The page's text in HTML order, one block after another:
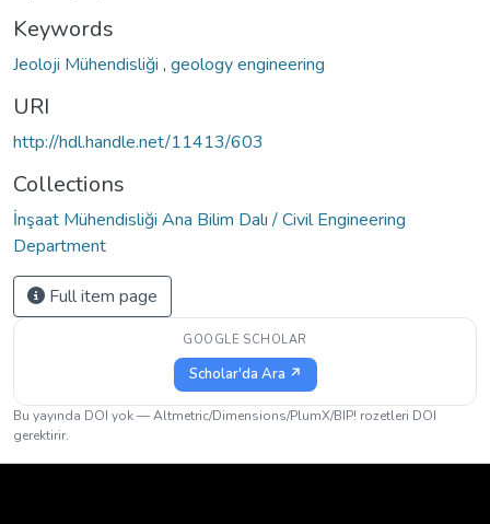
Keywords
Jeoloji Mühendisliği , geology engineering
URI
http://hdl.handle.net/11413/603
Collections
İnşaat Mühendisliği Ana Bilim Dalı / Civil Engineering
Department
Full item page
GOOGLE SCHOLAR
Scholar'da Ara ↗
Bu yayında DOI yok — Altmetric/Dimensions/PlumX/BIP! rozetleri DOI
gerektirir.